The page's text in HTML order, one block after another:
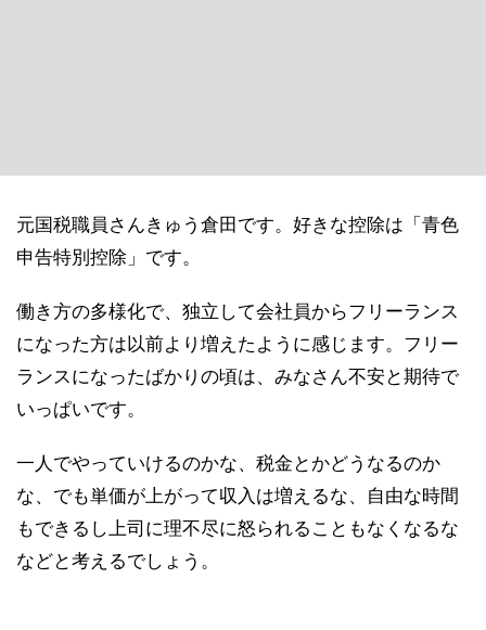
元国税職員さんきゅう倉田です。好きな控除は「青色
申告特別控除」です。
働き方の多様化で、独立して会社員からフリーランス
になった方は以前より増えたように感じます。フリー
ランスになったばかりの頃は、みなさん不安と期待で
いっぱいです。
一人でやっていけるのかな、税金とかどうなるのか
な、でも単価が上がって収入は増えるな、自由な時間
もできるし上司に理不尽に怒られることもなくなるな
などと考えるでしょう。